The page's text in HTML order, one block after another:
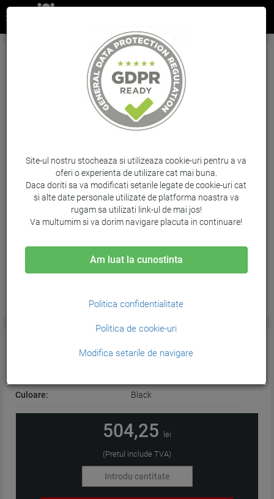
Cartus Matte Black Nr.975 F9J99A 130Ml
Original Hp Designjet Z5600
Brand: HP / Cod: F9J99A
CARACTERISTICI GENERALE:
Culoare: Black
504,25 lei
(Pretul include TVA)
Site-ul nostru stocheaza si utilizeaza cookie-uri pentru a va
oferi o experienta de utilizare cat mai buna.
Daca doriti sa va modificati setarile legate de cookie-uri cat
si alte date personale utilizate de platforma noastra va
rugam sa utilizati link-ul de mai jos!
Va multumim si va dorim navigare placuta in continuare!
Am luat la cunostinta
Politica confidentialitate
Politica de cookie-uri
Modifica setarile de navigare